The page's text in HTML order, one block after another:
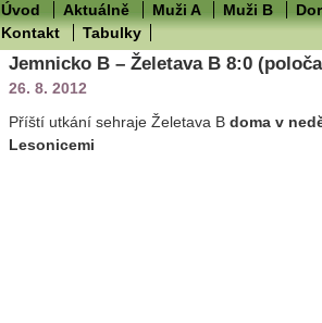
Úvod Aktuálně Muži A Muži B
Kontakt
Tabulky
Jemnicko B – Želetava B 8:0
26. 8. 2012
Příští utkání sehraje Želetava B doma v
Lesonicemi